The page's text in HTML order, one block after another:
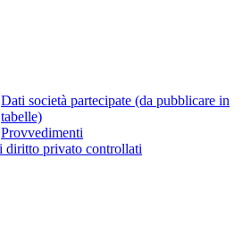
Dati società partecipate (da pubblicare in
tabelle)
Provvedimenti
diritto privato controllati